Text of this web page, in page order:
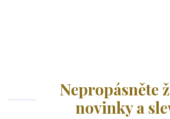
Nepropásněte
novinky a